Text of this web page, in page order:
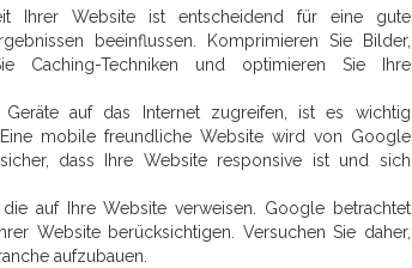
Ihrer Website ist entscheidend für eine gute
beeinflussen. Komprimieren Sie Bilder,
Caching-Techniken und optimieren Sie Ihre
auf das Internet zugreifen, ist es wichtig
mobile freundliche Website wird von Google
dass Ihre Website responsive ist und sich
auf Ihre Website verweisen. Google betrachtet
Website berücksichtigen. Versuchen Sie daher,
aufzubauen.